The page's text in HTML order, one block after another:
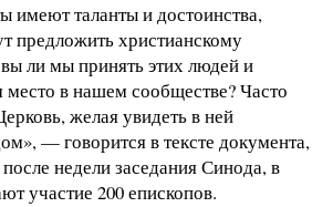
имеют таланты и достоинства,
предложить христианскому
ли мы принять этих людей и
место в нашем сообществе? Часто
желая увидеть в ней
— говорится в тексте документа,
недели заседания Синода, в
участие 200 епископов.